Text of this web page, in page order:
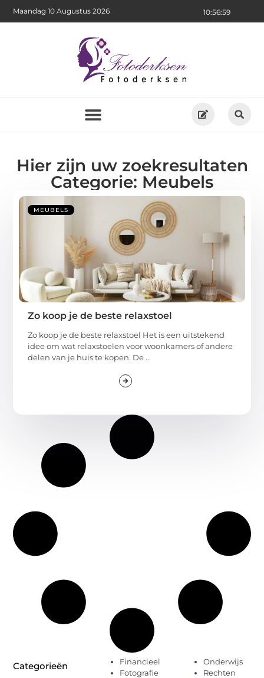
10:56:59
Maandag 10 Augustus 2026
Hier zijn uw zoekresultaten
Categorie: Meubels
MEUBELS
Zo koop je de beste relaxstoel
Zo koop je de beste relaxstoel Het is een uitstekend
idee om wat relaxstoelen voor woonkamers of andere
delen van je huis te kopen. De ...
Categorieën
Financieel
Fotografie
Onderwijs
Rechten